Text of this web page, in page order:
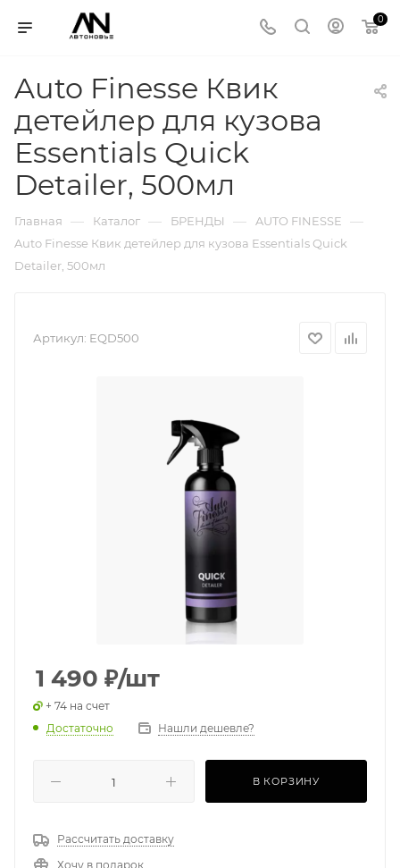
0
Auto Finesse Квик
детейлер для кузова
Essentials Quick
Detailer, 500мл
Главная — Каталог — БРЕНДЫ — AUTO FINESSE —
Auto Finesse Квик детейлер для кузова Essentials Quick
Detailer, 500мл
Артикул: EQD500
1 490 ₽/шт
+ 74 на счет
Достаточно
Нашли дешевле?
В КОРЗИНУ
Рассчитать доставку
Хочу в подарок